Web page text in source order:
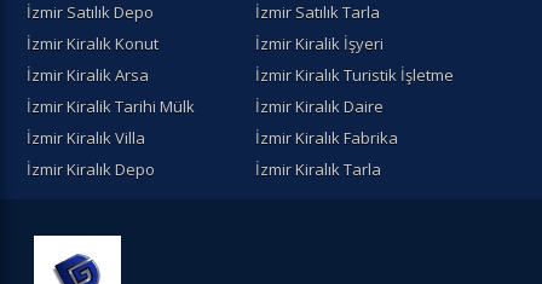
İzmir Satılık Depo
İzmir Satılık Tarla
İzmir Kiralık Konut
İzmir Kiralik İşyeri
İzmir Kiralik Arsa
İzmir Kiralık Turistik İşletme
İzmir Kiralik Tarihi Mülk
İzmir Kiralık Daire
İzmir Kiralık Villa
İzmir Kiralık Fabrika
İzmir Kiralık Depo
İzmir Kiralık Tarla